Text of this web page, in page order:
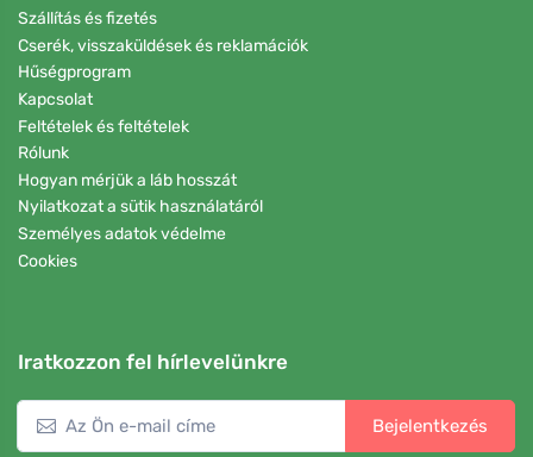
Szállítás és fizetés
Cserék, visszaküldések és reklamációk
Hűségprogram
Kapcsolat
Feltételek és feltételek
Rólunk
Hogyan mérjük a láb hosszát
Nyilatkozat a sütik használatáról
Személyes adatok védelme
Cookies
Iratkozzon fel hírlevelünkre
Bejelentkezés